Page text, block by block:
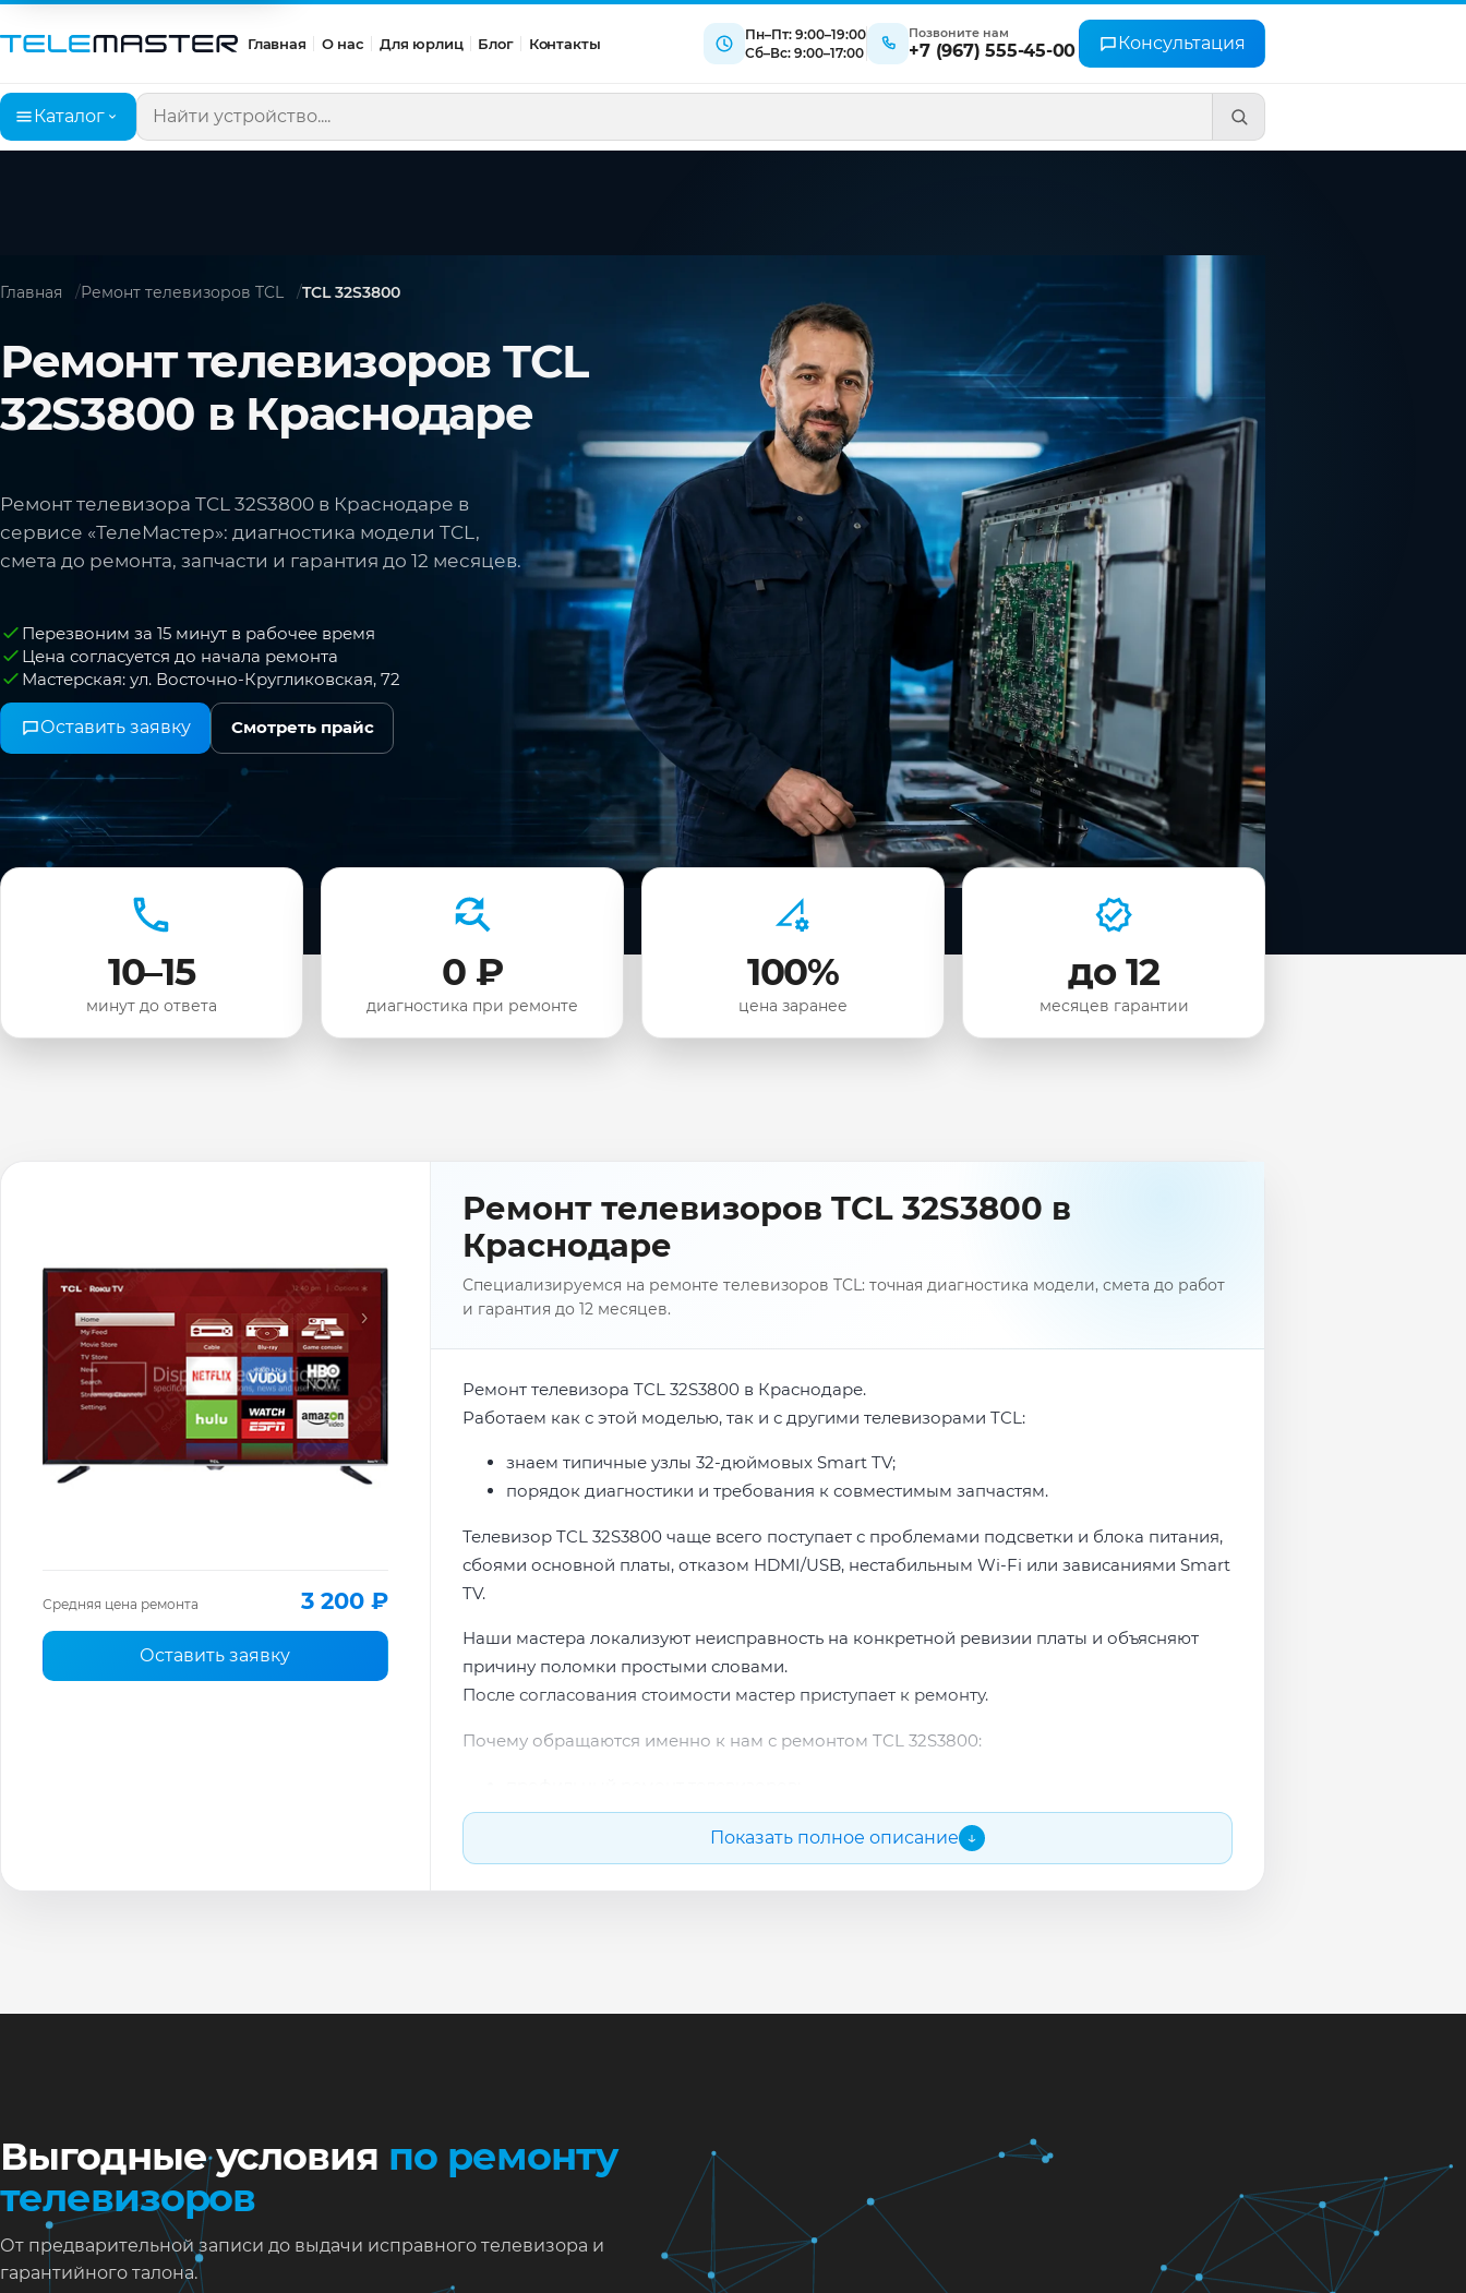
Главная О нас Для юрлиц Блог Контакты
Пн–Пт: 9:00–19:00
Сб–Вс: 9:00–17:00
Позвоните нам
+7 (967) 555-45-00 Консультация
Каталог
Поиск по сайту
Главная Ремонт телевизоров TCL TCL 32S3800
Ремонт телевизоров TCL
32S3800 в Краснодаре
Ремонт телевизора TCL 32S3800 в Краснодаре в
сервисе «ТелеМастер»: диагностика модели TCL,
смета до ремонта, запчасти и гарантия до 12 месяцев.
Перезвоним за 15 минут в рабочее время
Цена согласуется до начала ремонта
Мастерская: ул. Восточно-Кругликовская, 72
Оставить заявку Смотреть прайс
10–15
минут до ответа
0 ₽
диагностика при ремонте
100%
цена заранее
до 12
месяцев гарантии
Средняя цена ремонта 3 200 ₽
Оставить заявку
Ремонт телевизоров TCL 32S3800 в
Краснодаре
Специализируемся на ремонте телевизоров TCL: точная диагностика модели, смета до работ
и гарантия до 12 месяцев.
Ремонт телевизора TCL 32S3800 в Краснодаре.
Работаем как с этой моделью, так и с другими телевизорами TCL:
знаем типичные узлы 32-дюймовых Smart TV;
порядок диагностики и требования к совместимым запчастям.
Телевизор TCL 32S3800 чаще всего поступает с проблемами подсветки и блока питания,
сбоями основной платы, отказом HDMI/USB, нестабильным Wi-Fi или зависаниями Smart
TV.
Наши мастера локализуют неисправность на конкретной ревизии платы и объясняют
причину поломки простыми словами.
После согласования стоимости мастер приступает к ремонту.
Почему обращаются именно к нам с ремонтом TCL 32S3800:
опыт по бренду TCL;
прозрачная смета до начала работ;
подбор проверенных комплектующих.
Оставьте заявку или позвоните: укажите симптомы — подскажем ориентир по сроку и
Показать полное описание ↓
Выгодные условия по ремонту
телевизоров
От предварительной записи до выдачи исправного телевизора и
гарантийного талона.